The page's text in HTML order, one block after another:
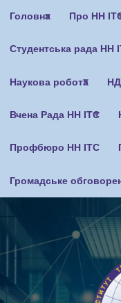
Головна Про НН
Студентська рада НН
Наукова робота
Вчена Рада НН ІТС
Профбюро НН ІТС
Громадське
облікового
запису
користувача